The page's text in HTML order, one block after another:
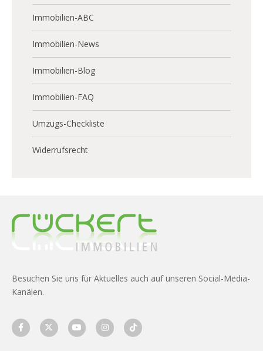
Immobilien-ABC
Immobilien-News
Immobilien-Blog
Immobilien-FAQ
Umzugs-Checkliste
Widerrufsrecht
Besuchen Sie uns für Aktuelles auch auf unseren Social-Media-
Kanälen.